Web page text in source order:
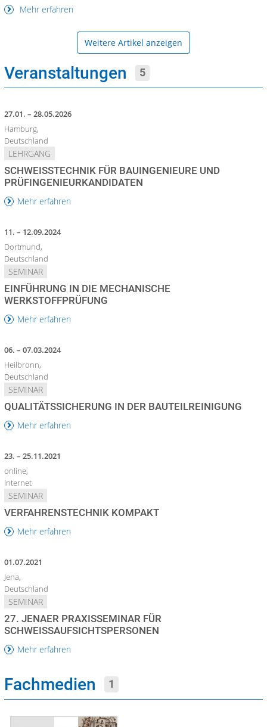
Mehr erfahren
Weitere Artikel anzeigen
Veranstaltungen 5
27.01. – 28.05.2026
Hamburg,
Deutschland
LEHRGANG
SCHWEISSTECHNIK FÜR BAUINGENIEURE UND P
RÜFINGENIEURKANDIDATEN
Mehr erfahren
11. – 12.09.2024
Dortmund,
Deutschland
SEMINAR
EINFÜHRUNG IN DIE MECHANISCHE
WERKSTOFFPRÜFUNG
Mehr erfahren
06. – 07.03.2024
Heilbronn,
Deutschland
SEMINAR
QUALITÄTSSICHERUNG IN DER BAUTEILREINIGUNG
Mehr erfahren
23. – 25.11.2021
online,
Internet
SEMINAR
VERFAHRENSTECHNIK KOMPAKT
Mehr erfahren
01.07.2021
Jena,
Deutschland
SEMINAR
27. JENAER PRAXISSEMINAR FÜR
SCHWEISSAUFSICHTSPERSONEN
Mehr erfahren
Fachmedien 1